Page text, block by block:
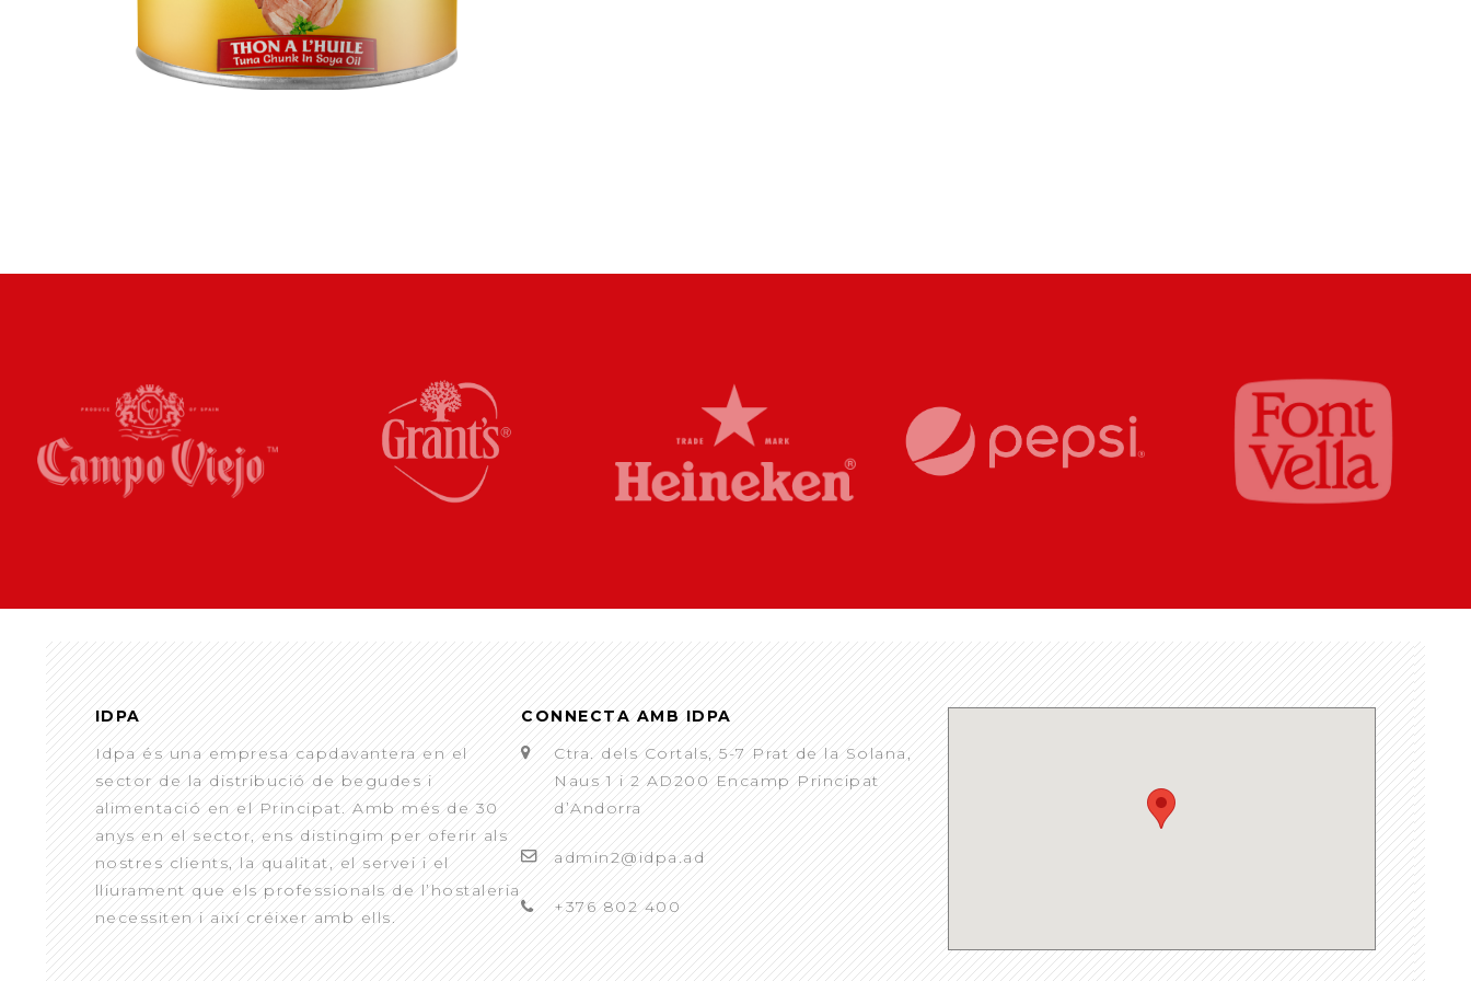
IDPA
Idpa és una empresa capdavantera en el
sector de la distribució de begudes i
alimentació en el Principat. Amb més de 30
anys en el sector, ens distingim per oferir als
nostres clients, la qualitat, el servei i el
lliurament que els professionals de l’hostaleria
necessiten i així créixer amb ells.
CONNECTA AMB IDPA
Ctra. dels Cortals, 5-7 Prat de la Solana,
Naus 1 i 2 AD200 Encamp Principat
d’Andorra
admin2@idpa.ad
+376 802 400